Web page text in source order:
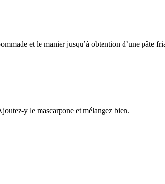
et le manier jusqu’à obtention d’une pâte
y le mascarpone et mélangez bien.